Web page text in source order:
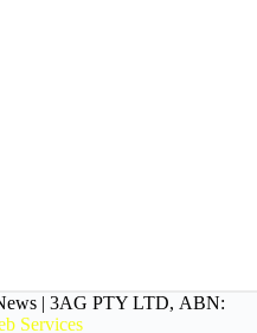
| 3AG PTY LTD, ABN:
Services